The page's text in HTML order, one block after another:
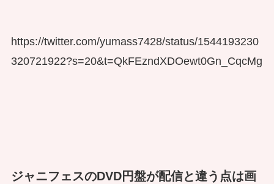
https://twitter.com/yumass7428/status/1544193230
320721922?s=20&t=QkFEzndXDOewt0Gn_CqcMg
ジャニフェスのDVD円盤が配信と違う点は画